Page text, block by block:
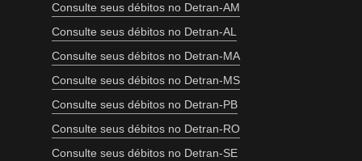
Consulte seus débitos no Detran-AM
Consulte seus débitos no Detran-AL
Consulte seus débitos no Detran-MA
Consulte seus débitos no Detran-MS
Consulte seus débitos no Detran-PB
Consulte seus débitos no Detran-RO
Consulte seus débitos no Detran-SE